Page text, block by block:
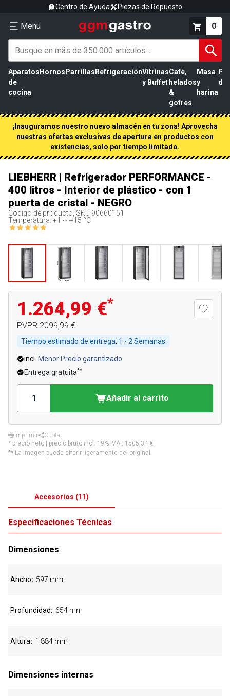
Centro de Ayuda Piezas de Repuesto
Menu 0
Aparatos
de
cocina
Hornos Parrillas RefrigeraciónVitrinas
y Buffet
Café,
helados
&
gofres
Masa
y
harina
de
¡Inauguramos nuestro nuevo almacén en tu zona! Aprovecha
nuestras ofertas exclusivas de apertura en productos con
existencias, solo por tiempo limitado.
LIEBHERR | Refrigerador PERFORMANCE -
400 litros - Interior de plástico - con 1
puerta de cristal - NEGRO
Código de producto, SKU 90660151
Temperatura: +1 ~ +15 °C
1.264,99 €*
PVPR 2099,99 €
Tiempo estimado de entrega: 1 - 2 Semanas
incl.
Menor Precio garantizado
Entrega gratuita**
Añadir al carrito
Imprimir
Cuota
* precio neto | precio bruto incl. 19% IVA.: 1505,34 €
** La imagen puede diferir ligeramente del original.
Accesorios (11)
Especificaciones Técnicas
Dimensiones
Ancho 597 mm
Profundidad 654 mm
Altura 1.884 mm
Dimensiones internas